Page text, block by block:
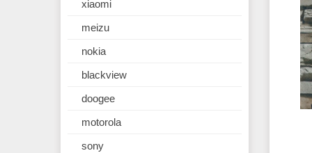
xiaomi
meizu
nokia
blackview
doogee
motorola
sony